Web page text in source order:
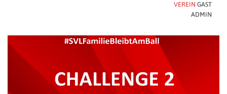
VEREIN GAST
ADMIN